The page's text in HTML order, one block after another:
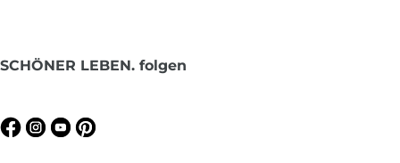
SCHÖNER LEBEN. folgen